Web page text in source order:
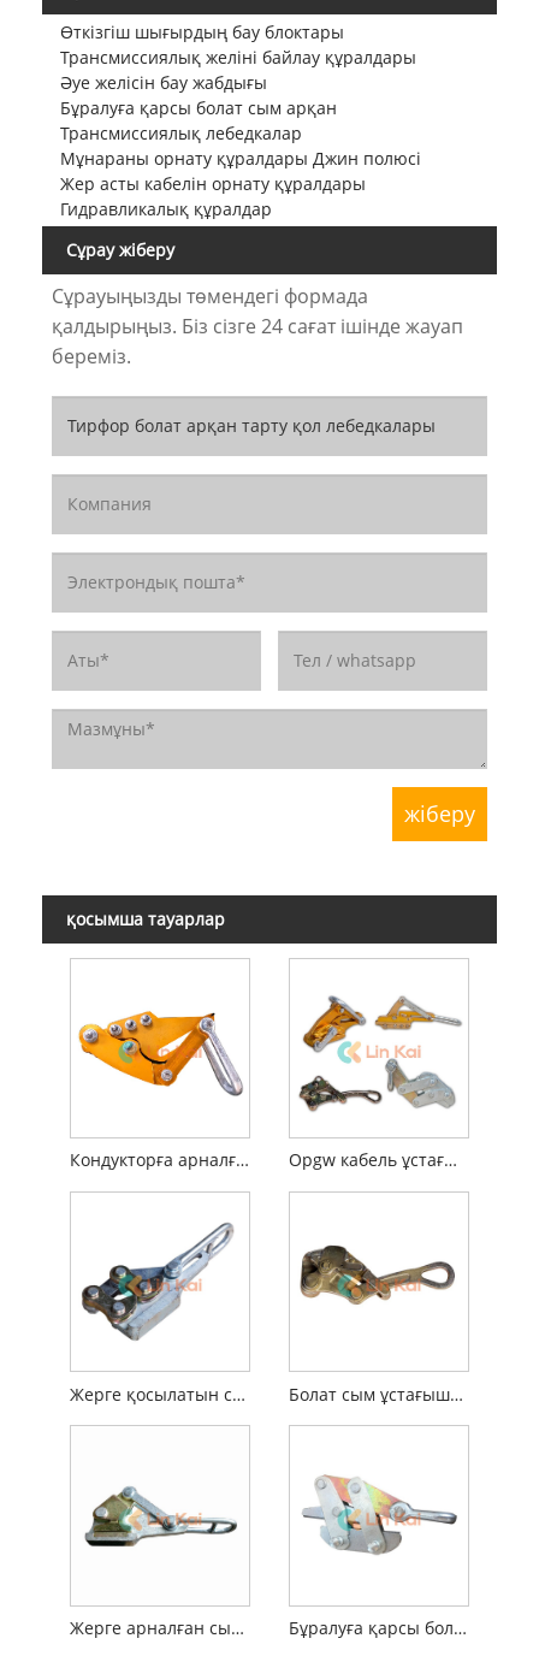
Өткізгіш шығырдың бау блоктары
Трансмиссиялық желіні байлау құралдары
Әуе желісін бау жабдығы
Бұралуға қарсы болат сым арқан
Трансмиссиялық лебедкалар
Мұнараны орнату құралдары Джин полюсі
Жер асты кабелін орнату құралдары
Гидравликалық құралдар
Сұрау жіберу
Сұрауыңызды төмендегі формада
қалдырыңыз. Біз сізге 24 сағат ішінде жауап
береміз.
қосымша тауарлар
Кондукторға арналған қысқышты бірге келіңіз Opgw кабель ұстағыштары
Жерге қосылатын сым тұтқалары Болат сым ұстағыштар
Жерге арналған сымды өздігінен ұстайтын қысқыштар Бұралуға қарсы болат арқан ұстағыштар